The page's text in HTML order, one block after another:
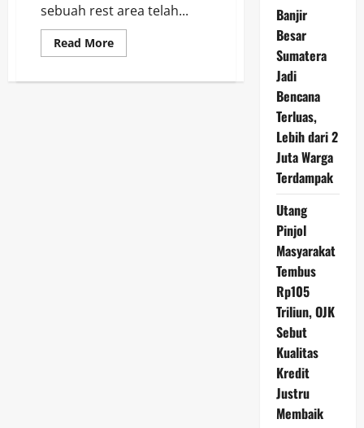
sebuah rest area telah...
Read MoreRead
more
Korban
Banjir
Besar
Sumatera
Jadi
Bencana
Terluas,
Lebih dari 2
Juta Warga
Terdampak
Utang
Pinjol
Masyarakat
Tembus
Rp105
Triliun, OJK
Sebut
Kualitas
Kredit
Justru
Membaik